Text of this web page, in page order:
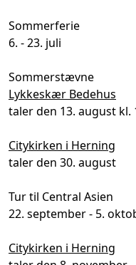
Sommerferie
6. - 23. juli
Sommerstævne
Lykkeskær Bedehus
taler den 13. august kl.
Citykirken i Herning
taler den 30. august
Tur til Central Asien
22. september - 5.
Citykirken i Herning